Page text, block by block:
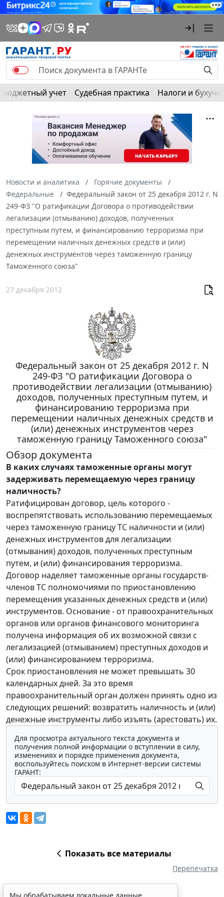
Бюджетный учет Судебная практика Налоги и
Новости и аналитика
Горячие документы
Федеральные
Федеральный закон от 25 декабря 2012 г. N
249-ФЗ "О ратификации Договора о противодействии
легализации (отмыванию) доходов, полученных
преступным путем, и финансированию терроризма при
перемещении наличных денежных средств и (или)
денежных инструментов через таможенную границу
Таможенного союза"
27 декабря 2012
Федеральный закон от 25 декабря 2012 г. N
249-ФЗ "О ратификации Договора о
противодействии легализации (отмыванию)
доходов, полученных преступным путем, и
финансированию терроризма при
перемещении наличных денежных средств и
(или) денежных инструментов через
таможенную границу Таможенного союза"
Обзор документа
В каких случаях таможенные органы могут
задерживать перемещаемую через границу
наличность?
Ратифицирован договор, цель которого -
воспрепятствовать использованию перемещаемых
через таможенную границу ТС наличности и (или)
денежных инструментов для легализации
(отмывания) доходов, полученных преступным
путем, и (или) финансирования терроризма.
Договор наделяет таможенные органы государств-
членов ТС полномочиями по приостановлению
перемещения указанных денежных средств и (или)
инструментов. Основание - от правоохранительных
органов или органов финансового мониторинга
получена информация об их возможной связи с
легализацией (отмыванием) преступных доходов и
(или) финансированием терроризма.
Срок приостановления не может превышать 30
календарных дней. За это время
правоохранительный орган должен принять одно из
следующих решений: возвратить наличность и (или)
денежные инструменты либо изъять (арестовать) их.
Для просмотра актуального текста документа и
получения полной информации о вступлении в силу,
изменениях и порядке применения документа,
воспользуйтесь поиском в Интернет-версии системы
ГАРАНТ:
Показать все материалы
Перепечатка